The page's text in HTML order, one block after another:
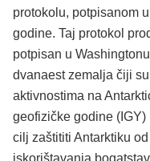
protokolu, potpisanom
godine. Taj protokol
potpisan u
dvanaest zemalja čiji
aktivnostima na
geofizičke godine
cilj zaštititi Antarktiku